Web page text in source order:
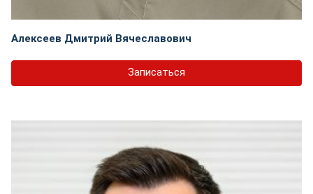
Алексеев Дмитрий Вячеславович
Записаться